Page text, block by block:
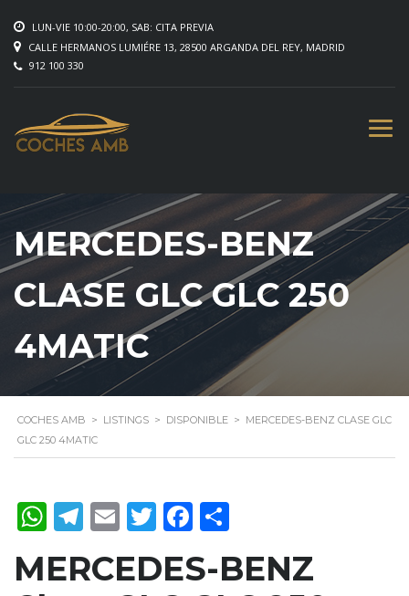
LUN-VIE 10:00-20:00, SAB: CITA PREVIA
CALLE HERMANOS LUMIÉRE 13, 28500 ARGANDA DEL REY, MADRID
912 100 330
MERCEDES-BENZ
CLASE GLC GLC 250
4MATIC
COCHES AMB > LISTINGS > DISPONIBLE > MERCEDES-BENZ CLASE GLC
GLC 250 4MATIC
WhatsApp
Telegram
EmailTwitterFacebook
MERCEDES-BENZ